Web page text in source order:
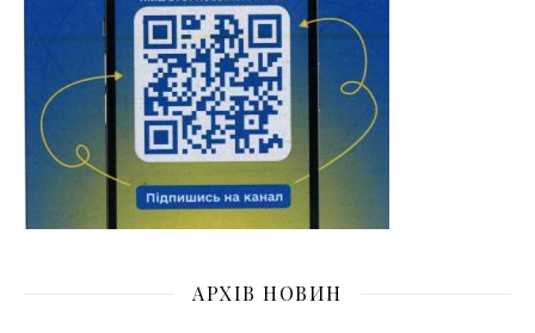
АРХІВ НОВИН